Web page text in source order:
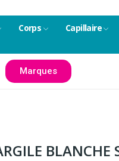
Corps Capillaire
Marques
BLANCHE